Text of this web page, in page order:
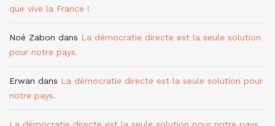
que vive la France !
Noé Zabon dans La démocratie directe est la seule solution
pour notre pays.
Erwan dans La démocratie directe est la seule solution pour
notre pays.
La démocratie directe est la seule solution pour notre pays.